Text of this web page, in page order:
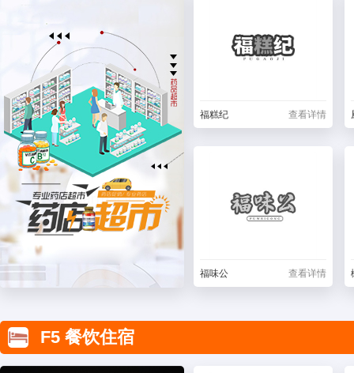
福糕纪 查看详情
福味公 查看详情
F5 餐饮住宿